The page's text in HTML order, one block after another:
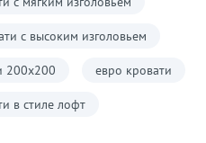
с высоким изголовьем
200х200 евро кровати
в стиле лофт